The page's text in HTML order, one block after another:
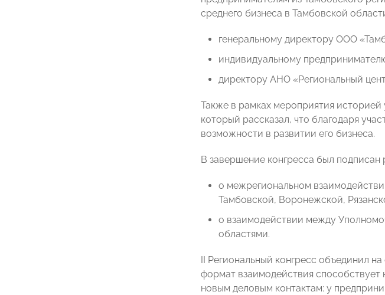
среднего бизнеса в Тамбовской
генеральному директору ООО
индивидуальному
директору АНО «Региональный
Также в рамках мероприятия историей
который рассказал, что благодаря
возможности в развитии его бизнеса.
В завершение конгресса был подписан
о межрегиональном
Тамбовской, Воронежской,
о взаимодействии между
областями.
II Региональный конгресс объединил
формат взаимодействия
новым деловым контактам: у